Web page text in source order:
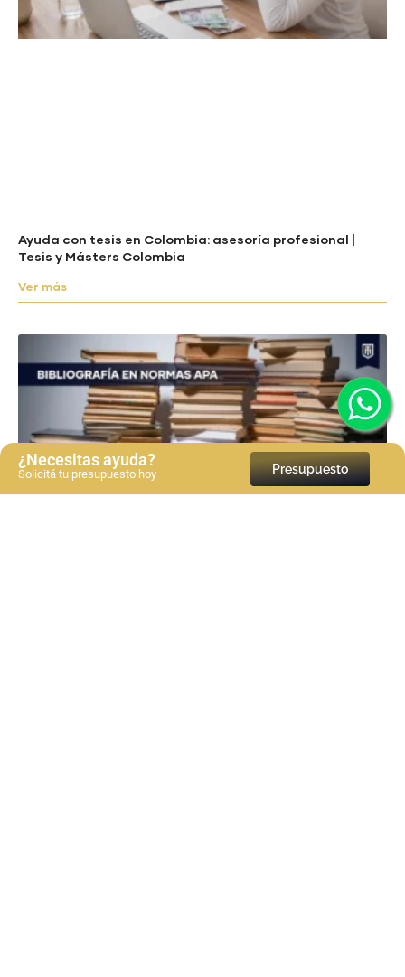
¿Necesitas ayuda?
Solicitá tu presupuesto hoy Presupuesto
Ayuda con tesis en Colombia: asesoría profesional |
Tesis y Másters Colombia
Ver más